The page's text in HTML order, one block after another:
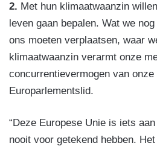
2. Met hun klimaatwaanzin
leven gaan bepalen. Wat we
ons moeten verplaatsen, waar
klimaatwaanzin verarmt onze
concurrentievermogen van
Europarlementslid.
“Deze Europese Unie is iets
nooit voor getekend hebben.